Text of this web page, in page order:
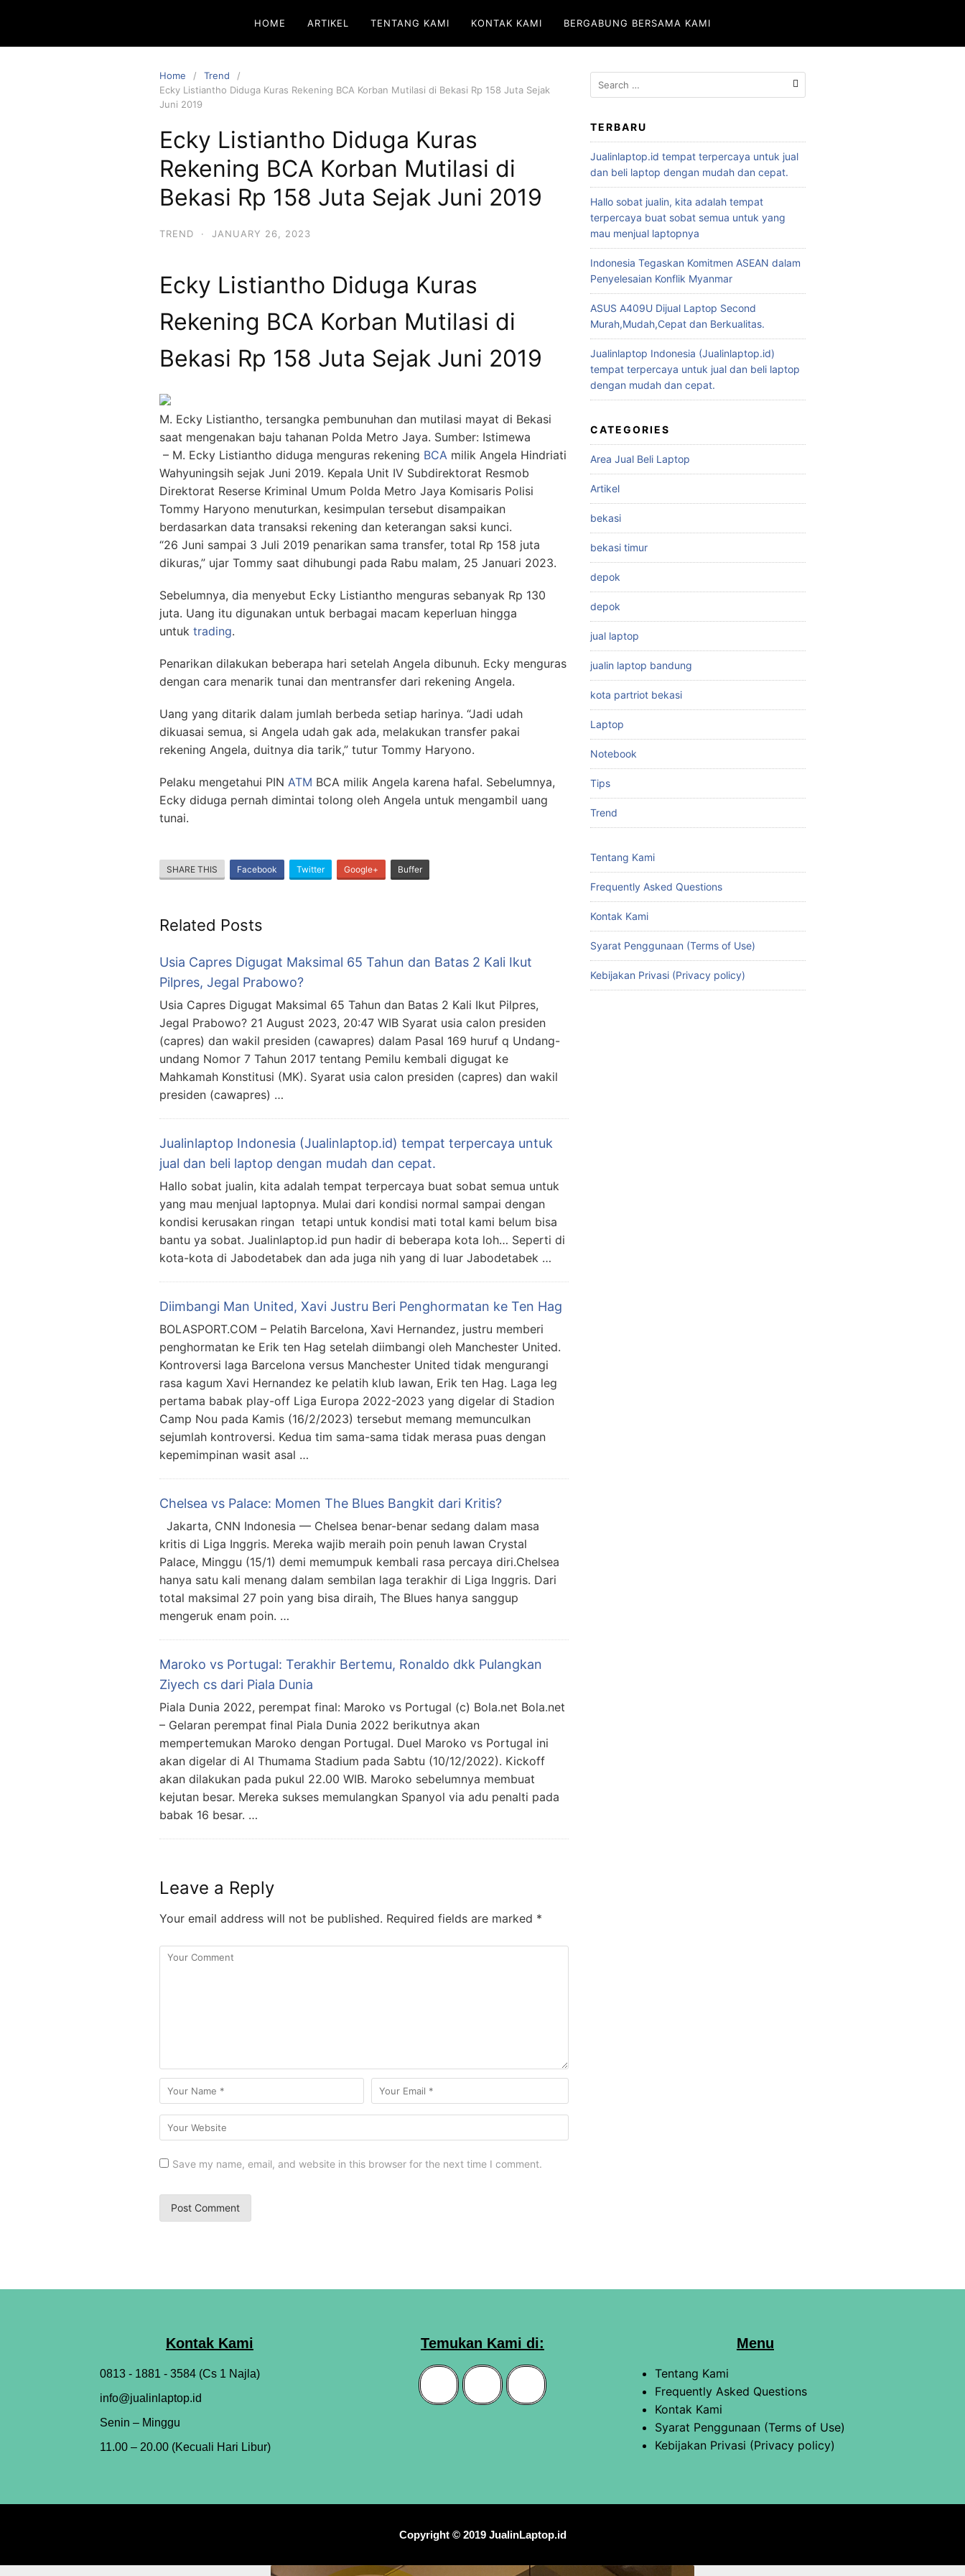
HOME ARTIKEL TENTANG KAMI KONTAK KAMI BERGABUNG BERSAMA KAMI
Home
Trend
Ecky Listiantho Diduga Kuras Rekening BCA Korban Mutilasi di Bekasi Rp 158 Juta Sejak
Juni 2019
Ecky Listiantho Diduga Kuras
Rekening BCA Korban Mutilasi di
Bekasi Rp 158 Juta Sejak Juni 2019
TREND · JANUARY 26, 2023
Ecky Listiantho Diduga Kuras
Rekening BCA Korban Mutilasi di
Bekasi Rp 158 Juta Sejak Juni 2019
M. Ecky Listiantho, tersangka pembunuhan dan mutilasi mayat di Bekasi
saat mengenakan baju tahanan Polda Metro Jaya. Sumber: Istimewa
– M. Ecky Listiantho diduga menguras rekening BCA milik Angela Hindriati
Wahyuningsih sejak Juni 2019. Kepala Unit IV Subdirektorat Resmob
Direktorat Reserse Kriminal Umum Polda Metro Jaya Komisaris Polisi
Tommy Haryono menuturkan, kesimpulan tersebut disampaikan
berdasarkan data transaksi rekening dan keterangan saksi kunci.
“26 Juni sampai 3 Juli 2019 penarikan sama transfer, total Rp 158 juta
dikuras,” ujar Tommy saat dihubungi pada Rabu malam, 25 Januari 2023.
Sebelumnya, dia menyebut Ecky Listiantho menguras sebanyak Rp 130
juta. Uang itu digunakan untuk berbagai macam keperluan hingga
untuk trading.
Penarikan dilakukan beberapa hari setelah Angela dibunuh. Ecky menguras
dengan cara menarik tunai dan mentransfer dari rekening Angela.
Uang yang ditarik dalam jumlah berbeda setiap harinya. “Jadi udah
dikuasai semua, si Angela udah gak ada, melakukan transfer pakai
rekening Angela, duitnya dia tarik,” tutur Tommy Haryono.
Pelaku mengetahui PIN ATM BCA milik Angela karena hafal. Sebelumnya,
Ecky diduga pernah dimintai tolong oleh Angela untuk mengambil uang
tunai.
SHARE THIS Facebook Twitter Google+ Buffer
Related Posts
Usia Capres Digugat Maksimal 65 Tahun dan Batas 2 Kali Ikut
Pilpres, Jegal Prabowo?
Usia Capres Digugat Maksimal 65 Tahun dan Batas 2 Kali Ikut Pilpres,
Jegal Prabowo? 21 August 2023, 20:47 WIB Syarat usia calon presiden
(capres) dan wakil presiden (cawapres) dalam Pasal 169 huruf q Undang-
undang Nomor 7 Tahun 2017 tentang Pemilu kembali digugat ke
Mahkamah Konstitusi (MK). Syarat usia calon presiden (capres) dan wakil
presiden (cawapres) …
Jualinlaptop Indonesia (Jualinlaptop.id) tempat terpercaya untuk
jual dan beli laptop dengan mudah dan cepat.
Hallo sobat jualin, kita adalah tempat terpercaya buat sobat semua untuk
yang mau menjual laptopnya. Mulai dari kondisi normal sampai dengan
kondisi kerusakan ringan tetapi untuk kondisi mati total kami belum bisa
bantu ya sobat. Jualinlaptop.id pun hadir di beberapa kota loh… Seperti di
kota-kota di Jabodetabek dan ada juga nih yang di luar Jabodetabek …
Diimbangi Man United, Xavi Justru Beri Penghormatan ke Ten Hag
BOLASPORT.COM – Pelatih Barcelona, Xavi Hernandez, justru memberi
penghormatan ke Erik ten Hag setelah diimbangi oleh Manchester United.
Kontroversi laga Barcelona versus Manchester United tidak mengurangi
rasa kagum Xavi Hernandez ke pelatih klub lawan, Erik ten Hag. Laga leg
pertama babak play-off Liga Europa 2022-2023 yang digelar di Stadion
Camp Nou pada Kamis (16/2/2023) tersebut memang memunculkan
sejumlah kontroversi. Kedua tim sama-sama tidak merasa puas dengan
kepemimpinan wasit asal …
Chelsea vs Palace: Momen The Blues Bangkit dari Kritis?
Jakarta, CNN Indonesia — Chelsea benar-benar sedang dalam masa
kritis di Liga Inggris. Mereka wajib meraih poin penuh lawan Crystal
Palace, Minggu (15/1) demi memumpuk kembali rasa percaya diri.Chelsea
hanya satu kali menang dalam sembilan laga terakhir di Liga Inggris. Dari
total maksimal 27 poin yang bisa diraih, The Blues hanya sanggup
mengeruk enam poin. …
Maroko vs Portugal: Terakhir Bertemu, Ronaldo dkk Pulangkan
Ziyech cs dari Piala Dunia
Piala Dunia 2022, perempat final: Maroko vs Portugal (c) Bola.net Bola.net
– Gelaran perempat final Piala Dunia 2022 berikutnya akan
mempertemukan Maroko dengan Portugal. Duel Maroko vs Portugal ini
akan digelar di Al Thumama Stadium pada Sabtu (10/12/2022). Kickoff
akan dilakukan pada pukul 22.00 WIB. Maroko sebelumnya membuat
kejutan besar. Mereka sukses memulangkan Spanyol via adu penalti pada
babak 16 besar. …
Leave a Reply
Your email address will not be published. Required fields are marked *
Save my name, email, and website in this browser for the next time I comment.
TERBARU
Jualinlaptop.id tempat terpercaya untuk jual
dan beli laptop dengan mudah dan cepat.
Hallo sobat jualin, kita adalah tempat
terpercaya buat sobat semua untuk yang
mau menjual laptopnya
Indonesia Tegaskan Komitmen ASEAN dalam
Penyelesaian Konflik Myanmar
ASUS A409U Dijual Laptop Second
Murah,Mudah,Cepat dan Berkualitas.
Jualinlaptop Indonesia (Jualinlaptop.id)
tempat terpercaya untuk jual dan beli laptop
dengan mudah dan cepat.
CATEGORIES
Area Jual Beli Laptop
Artikel
bekasi
bekasi timur
depok
depok
jual laptop
jualin laptop bandung
kota partriot bekasi
Laptop
Notebook
Tips
Trend
Tentang Kami
Frequently Asked Questions
Kontak Kami
Syarat Penggunaan (Terms of Use)
Kebijakan Privasi (Privacy policy)
Kontak Kami
0813 - 1881 - 3584 (Cs 1 Najla)
info@jualinlaptop.id
Senin – Minggu
11.00 – 20.00 (Kecuali Hari Libur)
Temukan Kami di: Menu
Tentang Kami
Frequently Asked Questions
Kontak Kami
Syarat Penggunaan (Terms of Use)
Kebijakan Privasi (Privacy policy)
Copyright © 2019 JualinLaptop.id